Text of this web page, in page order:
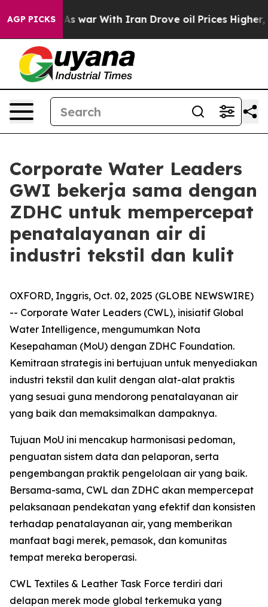
AGP PICKS
Didn’t As war With Iran Drove oil Prices Higher,
Corporate Water Leaders
GWI bekerja sama dengan
ZDHC untuk mempercepat
penatalayanan air di
industri tekstil dan kulit
OXFORD, Inggris, Oct. 02, 2025 (GLOBE NEWSWIRE)
-- Corporate Water Leaders (CWL), inisiatif Global
Water Intelligence, mengumumkan Nota
Kesepahaman (MoU) dengan ZDHC Foundation.
Kemitraan strategis ini bertujuan untuk menyediakan
industri tekstil dan kulit dengan alat-alat praktis
yang sesuai guna mendorong penatalayanan air
yang baik dan memaksimalkan dampaknya.
Tujuan MoU ini mencakup harmonisasi pedoman,
penguatan sistem data dan pelaporan, serta
pengembangan praktik pengelolaan air yang baik.
Bersama-sama, CWL dan ZDHC akan mempercepat
pelaksanaan pendekatan yang efektif dan konsisten
terhadap penatalayanan air, yang memberikan
manfaat bagi merek, pemasok, dan komunitas
tempat mereka beroperasi.
CWL Textiles & Leather Task Force terdiri dari
delapan merek mode global terkemuka yang